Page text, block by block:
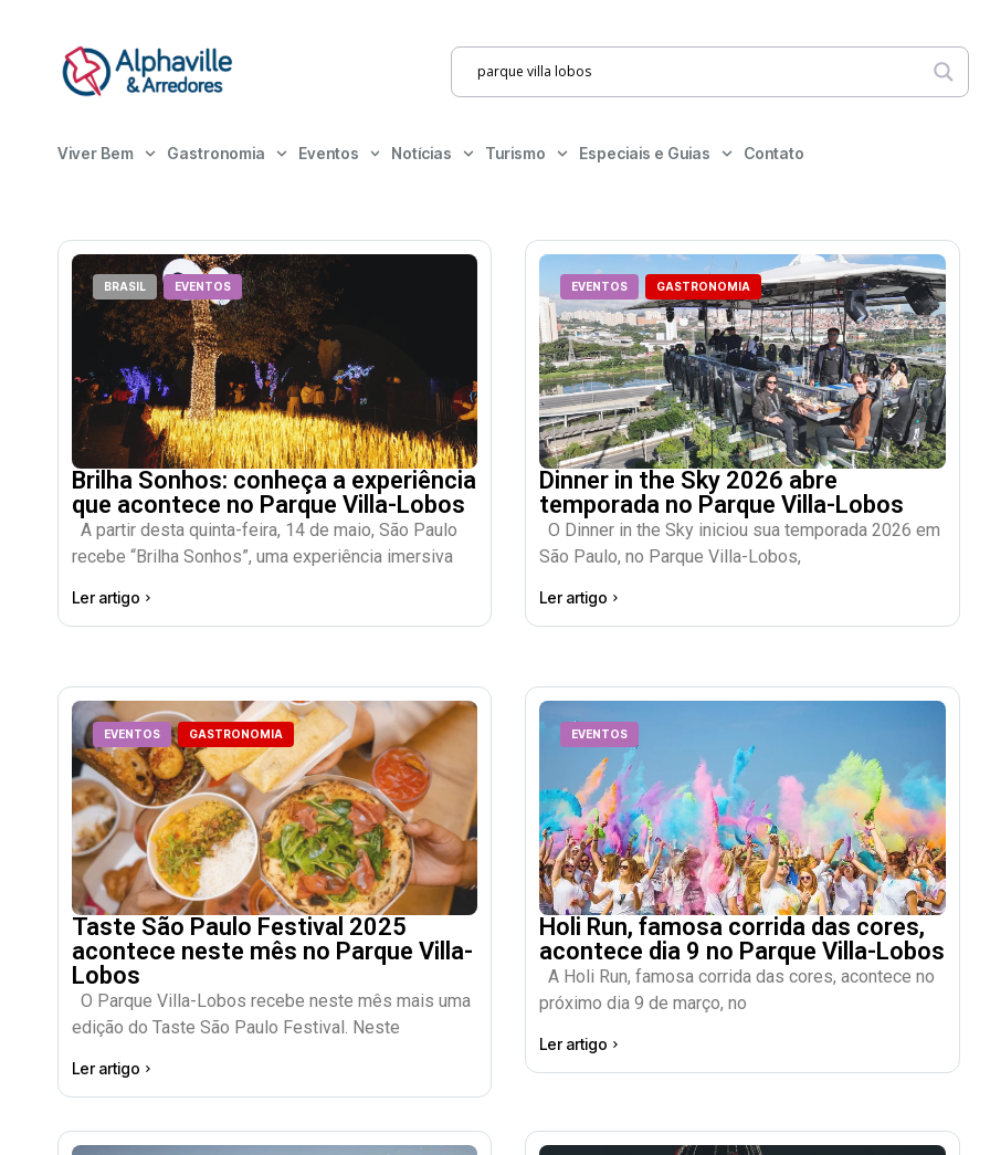
Viver Bem Gastronomia Eventos Notícias Turismo Especiais e Guias Contato
BRASIL EVENTOS
Brilha Sonhos: conheça a experiência
que acontece no Parque Villa-Lobos
A partir desta quinta-feira, 14 de maio, São Paulo
recebe “Brilha Sonhos”, uma experiência imersiva
Ler artigo
EVENTOS GASTRONOMIA
Dinner in the Sky 2026 abre
temporada no Parque Villa-Lobos
O Dinner in the Sky iniciou sua temporada 2026 em
São Paulo, no Parque Villa-Lobos,
Ler artigo
EVENTOS GASTRONOMIA
Taste São Paulo Festival 2025
acontece neste mês no Parque Villa-
Lobos
O Parque Villa-Lobos recebe neste mês mais uma
edição do Taste São Paulo Festival. Neste
Ler artigo
EVENTOS
Holi Run, famosa corrida das cores,
acontece dia 9 no Parque Villa-Lobos
A Holi Run, famosa corrida das cores, acontece no
próximo dia 9 de março, no
Ler artigo